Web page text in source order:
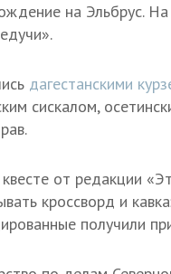
на Эльбрус.
дагестанскими
сискалом,
от редакции
кроссворд и
получили